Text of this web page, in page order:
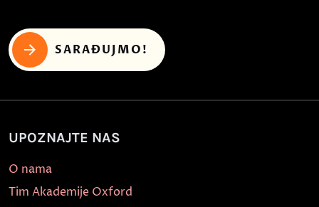
SARAĐUJMO!
UPOZNAJTE NAS
O nama
Tim Akademije Oxford